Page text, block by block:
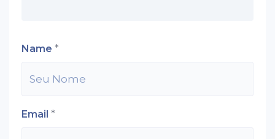
Name *
Email *